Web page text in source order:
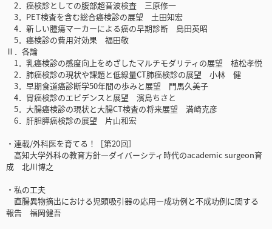
2．癌検診としての腹部超音波検査 三原修一
3．PET検査を含む総合癌検診の展望 土田知宏
4．新しい腫瘍マーカーによる癌の早期診断 島田英昭
5．癌検診の費用対効果 福田敬
Ⅱ．各論
1．乳癌検診の感度向上をめざしたマルチモダリティの展望 植松孝悦
2．肺癌検診の現状や課題と低線量CT肺癌検診の展望 小林 健
3．早期食道癌診断学50年間の歩みと展望 門馬久美子
4．胃癌検診のエビデンスと展望 濱島ちさと
5．大腸癌検診の現状と大腸CT検査の将来展望 満崎克彦
6．肝胆膵癌検診の展望 片山和宏
・連載/外科医を育てる！［第20回］
高知大学外科の教育方針―ダイバーシティ時代のacademic surgeon育
成 北川博之
・私の工夫
直腸異物摘出における児頭吸引器の応用―成功例と不成功例に関する
報告 福岡健吾